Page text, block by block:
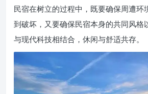
民宿在树立的过程中，既要确保周遭环
到破坏，又要确保民宿本身的共同风格
与现代科技相结合，休闲与舒适共存。